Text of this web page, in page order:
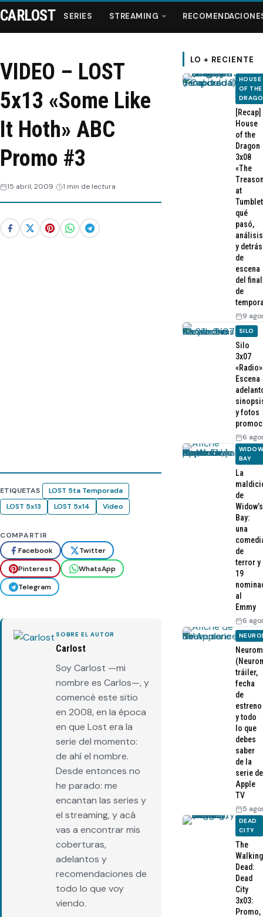
Series
Streaming
Recomendaciones
Videos
Webisodios
CARLOST SERIES STREAMING
VIDEO – LOST
5x13 «Some Like
It Hoth» ABC
Promo #3
15 abril, 2009 1 min de lectura
ETIQUETAS
LOST 5ta Temporada
LOST 5x13
LOST 5x14 Video
COMPARTIR
Facebook
Twitter
Pinterest
WhatsApp
Telegram
SOBRE EL AUTOR
Carlost
Soy Carlost —mi
nombre es Carlos—, y
comencé este sitio
en 2008, en la época
en que Lost era la
serie del momento:
de ahí el nombre.
Desde entonces no
he parado: me
encantan las series y
el streaming, y acá
vas a encontrar mis
coberturas,
adelantos y
recomendaciones de
todo lo que voy
viendo.
LO + RECIENTE
HOUSE
OF THE
[Recap]
House
of the
Dragon
3x08
«The
at
qué
pasó,
análisis
y detrás
de
escena
del final
de
9
SILO
Silo
3x07
Escena
y fotos
6
BAY
La
de
Widow’s
Bay:
una
de
terror y
19
al
Emmy
6
tráiler,
fecha
de
estreno
y todo
lo que
debes
saber
de la
serie de
Apple
TV
5
DEAD
CITY
The
Walking
Dead:
Dead
City
3x03:
Promo,